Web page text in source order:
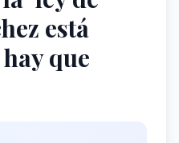
está
que